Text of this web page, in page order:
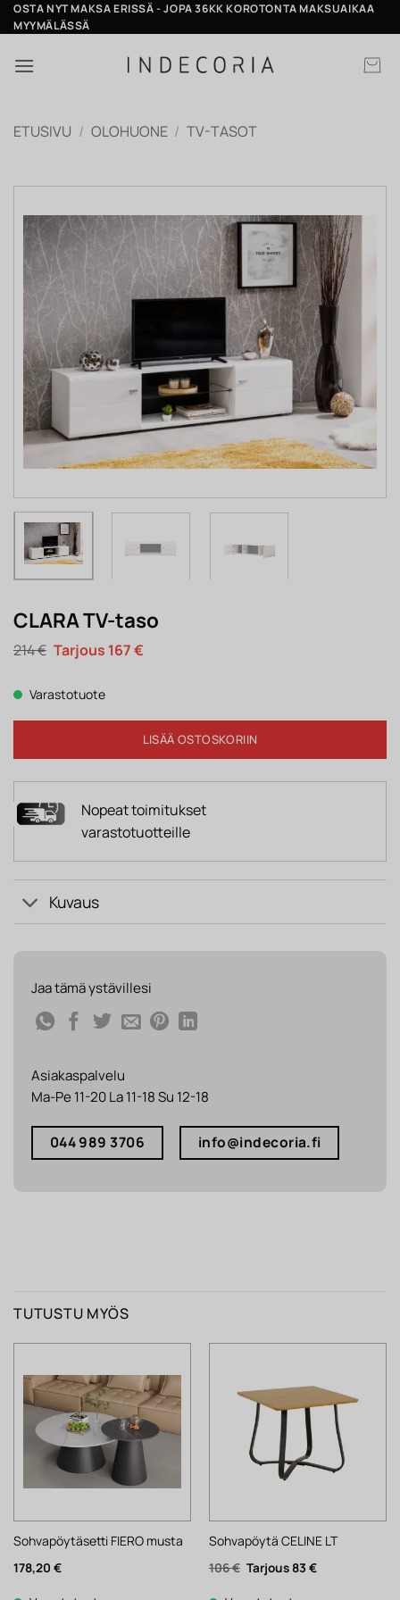
Skip
to
OSTA NYT MAKSA ERISSÄ - JOPA 36KK KOROTONTA MAKSUAIKAA
MYYMÄLÄSSÄ
ETUSIVU / OLOHUONE / TV-TASOT
CLARA TV-taso
214€ Alkuperäinen
hinta
214 €.
167€Nykyinen
Varastotuote
LISÄÄ OSTOSKORIIN
Nopeat toimitukset
varastotuotteille
Kuvaus
Jaa tämä ystävillesi
Asiakaspalvelu
Ma-Pe 11-20 La 11-18 Su 12-18
044 989 3706 info@indecoria.fi
TUTUSTU MYÖS
Sohvapöytäsetti FIERO musta
178,20 €
Sohvapöytä CELINE LT
106€ Alkuperäinen
hinta
83 €Nykyinen